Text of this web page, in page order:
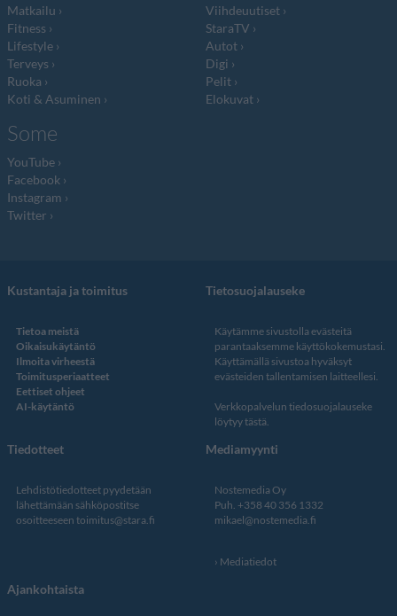
Matkailu
Fitness
Lifestyle
Terveys
Ruoka
Koti & Asuminen
Viihdeuutiset
StaraTV
Autot
Digi
Pelit
Elokuvat
Some
YouTube
Facebook
Instagram
Twitter
Kustantaja ja toimitus
Tietoa meistä
Oikaisukäytäntö
Ilmoita virheestä
Toimitusperiaatteet
Eettiset ohjeet
AI-käytäntö
Tietosuojalauseke
Käytämme sivustolla evästeitä
parantaaksemme käyttökokemustasi.
Käyttämällä sivustoa hyväksyt
evästeiden tallentamisen laitteellesi.
Verkkopalvelun tiedosuojalauseke
löytyy tästä.
Tiedotteet
Lehdistötiedotteet pyydetään
lähettämään sähköpostitse
osoitteeseen toimitus@stara.fi
Mediamyynti
Nostemedia Oy
Puh. +358 40 356 1332
mikael@nostemedia.fi
Mediatiedot
Ajankohtaista